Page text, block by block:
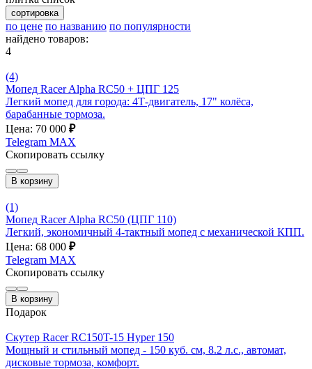
сортировка
по цене по названию по популярности
найдено товаров:
4
(4)
Мопед Racer Alpha RC50 + ЦПГ 125
Легкий мопед для города: 4Т-двигатель, 17" колёса,
барабанные тормоза.
Цена: 70 000 ₽
Telegram MAX
Скопировать ссылку
В корзину
(1)
Мопед Racer Alpha RC50 (ЦПГ 110)
Легкий, экономичный 4-тактный мопед с механической КПП.
Цена: 68 000 ₽
Telegram MAX
Скопировать ссылку
В корзину
Подарок
Скутер Racer RC150T-15 Hyper 150
Мощный и стильный мопед - 150 куб. см, 8.2 л.с., автомат,
дисковые тормоза, комфорт.